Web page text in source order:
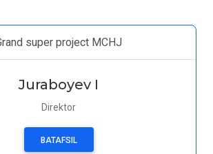
super project MCHJ
Juraboyev I
Direktor
BATAFSIL